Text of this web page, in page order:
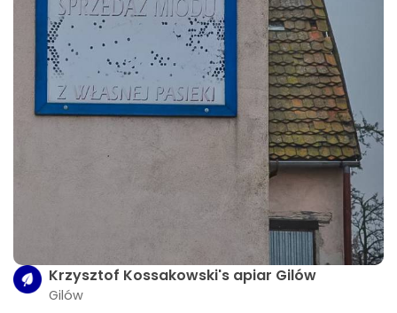
Krzysztof Kossakowski's apiar Gilów
Gilów